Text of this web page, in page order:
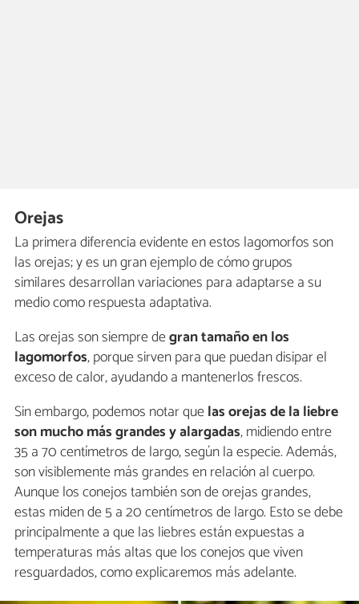
Orejas
La primera diferencia evidente en estos lagomorfos son
las orejas; y es un gran ejemplo de cómo grupos
similares desarrollan variaciones para adaptarse a su
medio como respuesta adaptativa.
Las orejas son siempre degran tamaño en los
lagomorfos, porque sirven para que puedan disipar el
exceso de calor, ayudando a mantenerlos frescos.
Sin embargo, podemos notar quelas orejas de la liebre
son mucho más grandes y alargadas, midiendo entre
35 a 70 centímetros de largo, según la especie. Además,
son visiblemente más grandes en relación al cuerpo.
Aunque los conejos también son de orejas grandes,
estas miden de 5 a 20 centímetros de largo. Esto se debe
principalmente a que las liebres están expuestas a
temperaturas más altas que los conejos que viven
resguardados, como explicaremos más adelante.